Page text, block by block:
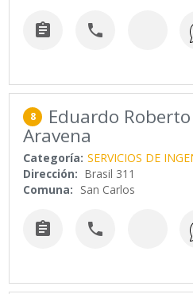
 
8 Eduardo
Aravena
Categoría: SERVICIOS DE
Dirección: Brasil 311
Comuna: San Carlos
 